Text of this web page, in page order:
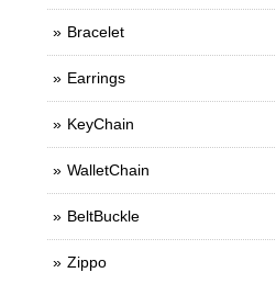
Bracelet
Earrings
KeyChain
WalletChain
BeltBuckle
Zippo